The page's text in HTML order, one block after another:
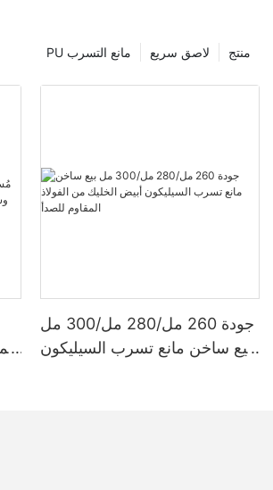
منتج لاصق سريع PU مانع التسرب
جودة 260 مل/280 مل/300 مل
بيع ساخن مانع تسرب السيليكون